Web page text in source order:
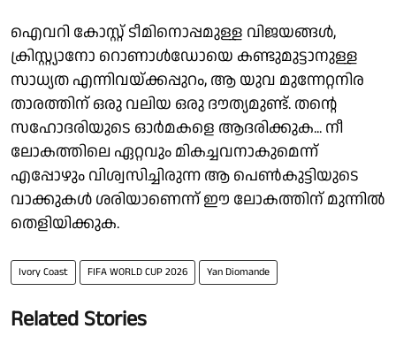
ഐവറി കോസ്റ്റ് ടീമിനൊപ്പമുള്ള വിജയങ്ങൾ,
ക്രിസ്റ്റ്യാനോ റൊണാൾഡോയെ കണ്ടുമുട്ടാനുള്ള
സാധ്യത എന്നിവയ്‌ക്കപ്പുറം, ആ യുവ മുന്നേറ്റനിര
താരത്തിന് ഒരു വലിയ ഒരു ദൗത്യമുണ്ട്. തൻ്റെ
സഹോദരിയുടെ ഓർമകളെ ആദരിക്കുക... നീ
ലോകത്തിലെ ഏറ്റവും മികച്ചവനാകുമെന്ന്
എപ്പോഴും വിശ്വസിച്ചിരുന്ന ആ പെൺകുട്ടിയുടെ
വാക്കുകൾ ശരിയാണെന്ന് ഈ ലോകത്തിന് മുന്നിൽ
തെളിയിക്കുക.
Ivory Coast FIFA WORLD CUP 2026 Yan Diomande
Related Stories